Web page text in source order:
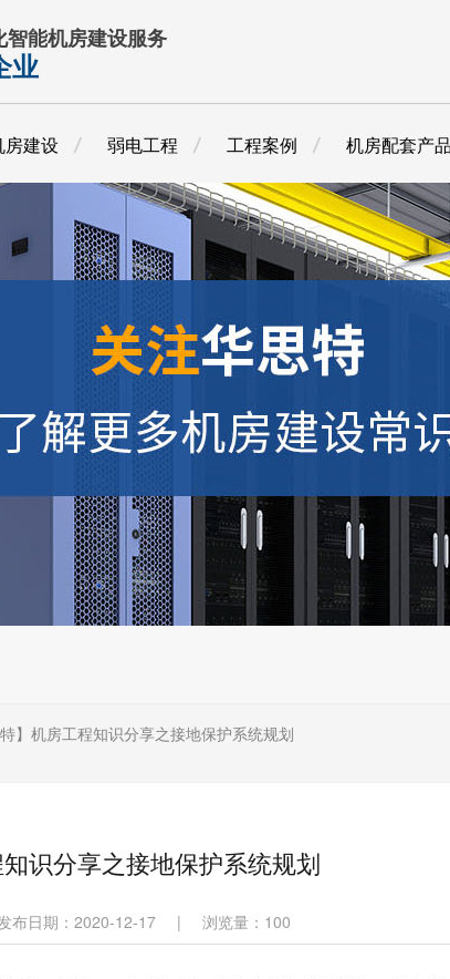
能机房建设服务
业
房建设 弱电工程 工程案例 机房配套产品
特】机房工程知识分享之接地保护系统规划
知识分享之接地保护系统规划
布日期：2020-12-17 | 浏览量： 100